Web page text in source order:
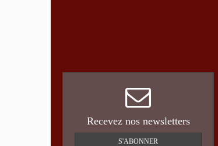
Recevez nos newsletters
S'ABONNER